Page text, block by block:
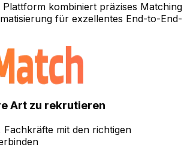
Plattform kombiniert präzises Matching
für exzellentes End-to-End-
Art zu rekrutieren
Fachkräfte mit den richtigen